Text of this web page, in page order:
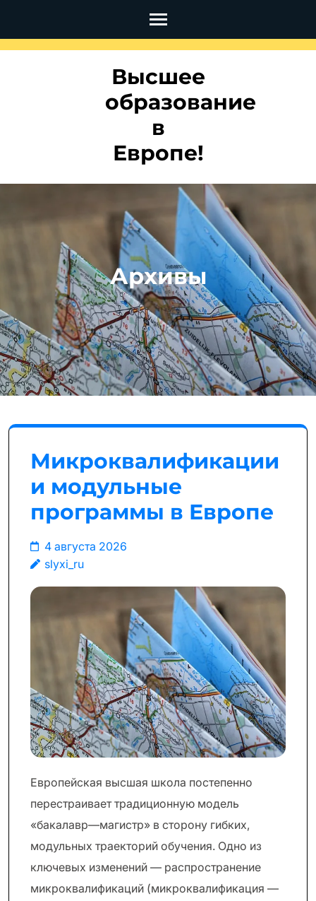
содержимому
Высшее
образование
в
Европе!
Архивы
Микроквалификации
и модульные
программы в Европе
4 августа 2026
slyxi_ru
Европейская высшая школа постепенно
перестраивает традиционную модель
«бакалавр—магистр» в сторону гибких,
модульных траекторий обучения. Одно из
ключевых изменений — распространение
микроквалификаций (микроквалификация —